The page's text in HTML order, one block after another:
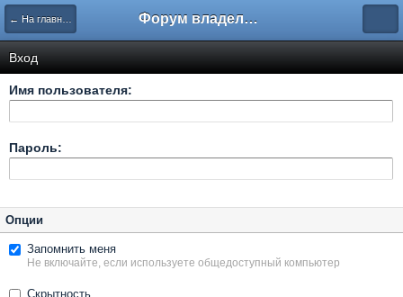
← На главную Форум владельцев интернет-магазинов
Вход
Имя пользователя:
Пароль:
Опции
Запомнить меня
Не включайте, если используете общедоступный компьютер
Скрытность